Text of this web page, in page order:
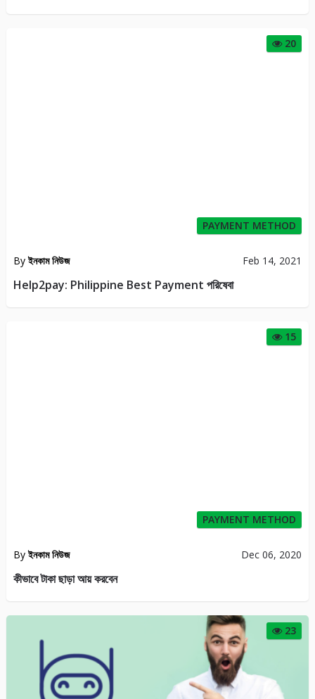
20
PAYMENT METHOD
Byইনকাম নিউজ Feb 14, 2021
Help2pay: Philippine Best Payment পরিষেবা
15
PAYMENT METHOD
Byইনকাম নিউজ Dec 06, 2020
কীভাবে টাকা ছাড়া আয় করবেন
23